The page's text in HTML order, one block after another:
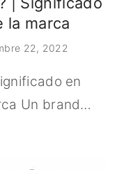
la marca
22, 2022
en
Un brand…